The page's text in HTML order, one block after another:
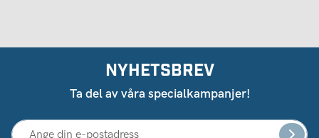
NYHETSBREV
Ta del av våra specialkampanjer!